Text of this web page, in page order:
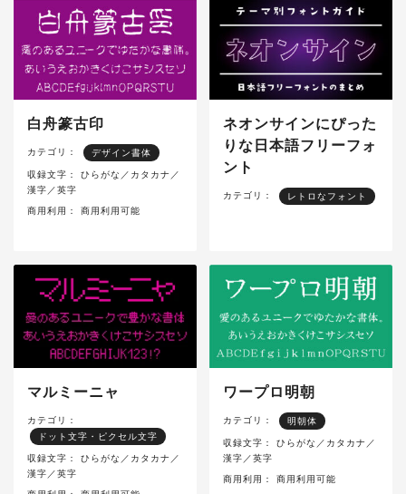
白舟篆古印
カテゴリ： デザイン書体
収録文字：
ひらがな／カタカナ／
漢字／英字
商用利用： 商用利用可能
ネオンサインにぴった
りな日本語フリーフォ
ント
カテゴリ： レトロなフォント
マルミーニャ
カテゴリ：
ドット文字・ピクセル文字
収録文字：
ひらがな／カタカナ／
漢字／英字
ワープロ明朝
カテゴリ： 明朝体
収録文字：
ひらがな／カタカナ／
漢字／英字
商用利用： 商用利用可能